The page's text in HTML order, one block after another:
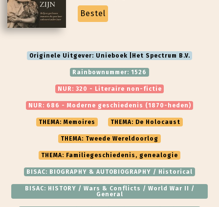
Bestel
Originele Uitgever: Unieboek |Het Spectrum B.V.
Rainbownummer: 1526
NUR: 320 - Literaire non-fictie
NUR: 686 - Moderne geschiedenis (1870-heden)
THEMA: Memoires THEMA: De Holocaust
THEMA: Tweede Wereldoorlog
THEMA: Familiegeschiedenis, genealogie
BISAC: BIOGRAPHY & AUTOBIOGRAPHY / Historical
BISAC: HISTORY / Wars & Conflicts / World War II /
General